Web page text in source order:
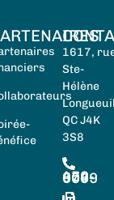
1617,
Ste-
Hélène
Longueuil
QC J4K
3S8
450-674-0059